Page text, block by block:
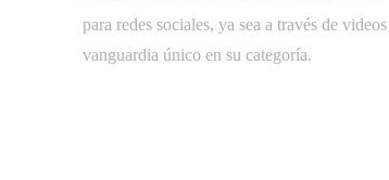
para redes sociales, ya sea a través de
vanguardia único en su categoría.